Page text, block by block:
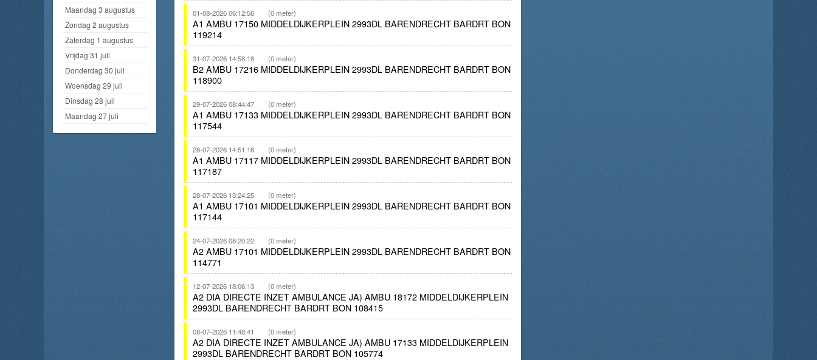
Maandag 3 augustus
Zondag 2 augustus
Zaterdag 1 augustus
Vrijdag 31 juli
Donderdag 30 juli
Woensdag 29 juli
Dinsdag 28 juli
Maandag 27 juli
01-08-2026 06:12:56 (0 meter)
A1 AMBU 17150 MIDDELDIJKERPLEIN 2993DL BARENDRECHT BARDRT BON
119214
31-07-2026 14:58:18 (0 meter)
B2 AMBU 17216 MIDDELDIJKERPLEIN 2993DL BARENDRECHT BARDRT BON
118900
29-07-2026 08:44:47 (0 meter)
A1 AMBU 17133 MIDDELDIJKERPLEIN 2993DL BARENDRECHT BARDRT BON
117544
28-07-2026 14:51:16 (0 meter)
A1 AMBU 17117 MIDDELDIJKERPLEIN 2993DL BARENDRECHT BARDRT BON
117187
28-07-2026 13:24:25 (0 meter)
A1 AMBU 17101 MIDDELDIJKERPLEIN 2993DL BARENDRECHT BARDRT BON
117144
24-07-2026 08:20:22 (0 meter)
A2 AMBU 17101 MIDDELDIJKERPLEIN 2993DL BARENDRECHT BARDRT BON
114771
12-07-2026 18:06:13 (0 meter)
A2 DIA DIRECTE INZET AMBULANCE JA) AMBU 18172 MIDDELDIJKERPLEIN
2993DL BARENDRECHT BARDRT BON 108415
08-07-2026 11:48:41 (0 meter)
A2 DIA DIRECTE INZET AMBULANCE JA) AMBU 17133 MIDDELDIJKERPLEIN
2993DL BARENDRECHT BARDRT BON 105774